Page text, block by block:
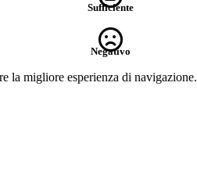
Sufficiente
Negativo
la migliore esperienza di navigazione.